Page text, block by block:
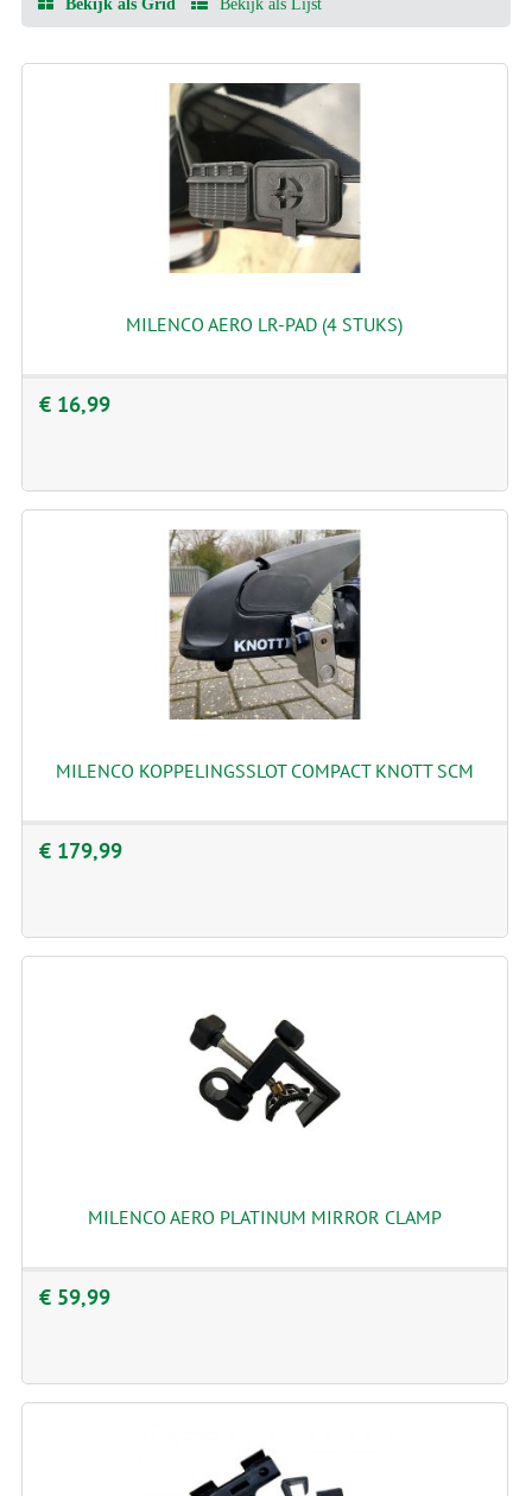
Bekijk als Grid Bekijk als Lijst
MILENCO AERO LR-PAD (4 STUKS)
€ 16,99
MILENCO KOPPELINGSSLOT COMPACT KNOTT SCM
€ 179,99
MILENCO AERO PLATINUM MIRROR CLAMP
€ 59,99